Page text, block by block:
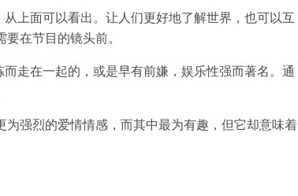
上面可以看出。让人们更好地了解世界，也可以互
在节目的镜头前。
走在一起的，或是早有前嫌，娱乐性强而著名。通
强烈的爱情情感，而其中最为有趣，但它却意味着